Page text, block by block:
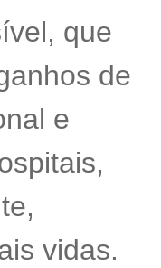
que
de
e
vidas.